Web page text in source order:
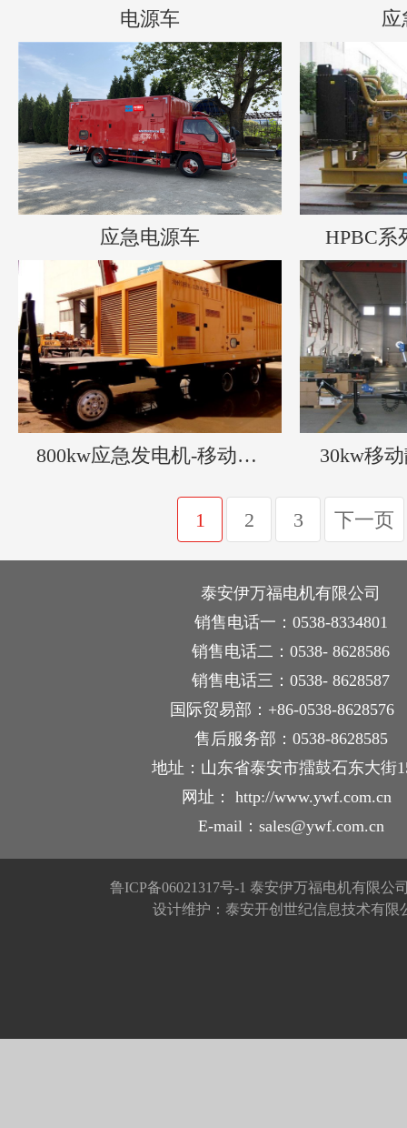
电源车 应
应急电源车 HPBC系
800kw应急发电机-移动集装箱发电机 30kw移
1 2 3 下一页
泰安伊万福电机有限公司
销售电话一：0538-8334801
销售电话二：0538- 8628586
销售电话三：0538- 8628587
国际贸易部：+86-0538-
售后服务部：0538-8628585
地址：山东省泰安市擂鼓石东大街
网址： http://www.ywf.com.cn
E-mail：sales@ywf.com.cn
鲁ICP备06021317号-1 泰安伊万福电机有限公
设计维护：泰安开创世纪信息技术有限